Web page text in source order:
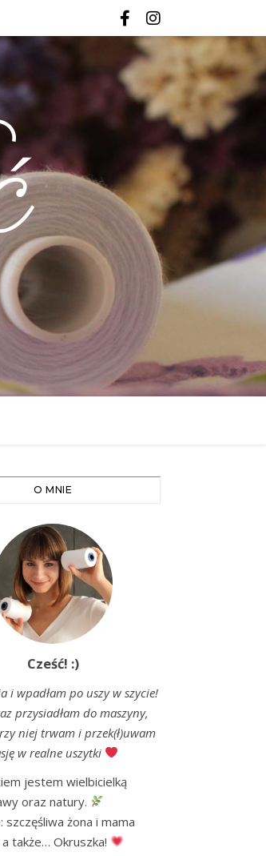
O MNIE
Cześć! :)
i wpadłam po uszy w szycie!
przysiadłam do maszyny,
niej trwam i przek(ł)uwam
w realne uszytki
jestem wielbicielką
oraz natury.
szczęśliwa żona i mama
także… Okruszka!